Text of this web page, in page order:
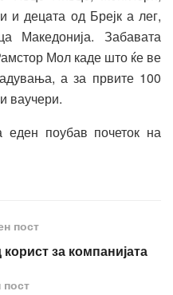
и децaта од Брејк а лег,
Македонија. Забавата
Мол каде што ќе ве
а за првите 100
ваучери.
поубав почеток на
пост
за компанијата